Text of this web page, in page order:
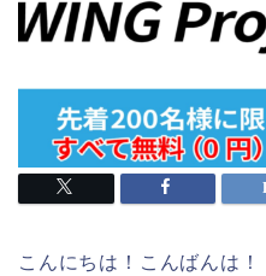
こんにちは！こんばんは！